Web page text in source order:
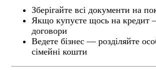
Зберігайте всі документи на
Якщо купуєте щось на кредит
договори
Ведете бізнес — розділяйте
сімейні кошти